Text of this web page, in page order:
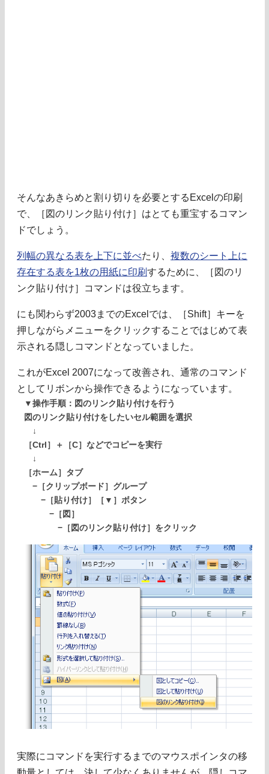
そんなあきらめと割り切りを必要とするExcelの印刷
で、［図のリンク貼り付け］はとても重宝するコマン
ドでしょう。
列幅の異なる表を上下に並べたり、 複数のシート上に
存在する表を1枚の用紙に印刷するために、［図のリ
ンク貼り付け］コマンドは役立ちます。
にも関わらず2003までのExcelでは、［Shift］キーを
押しながらメニューをクリックすることではじめて表
示される隠しコマンドとなっていました。
これがExcel 2007になって改善され、通常のコマンド
としてリボンから操作できるようになっています。
▼操作手順：図のリンク貼り付けを行う
図のリンク貼り付けをしたいセル範囲を選択
↓
［Ctrl］＋［C］などでコピーを実行
↓
［ホーム］タブ
−［クリップボード］グループ
−［貼り付け］［▼］ボタン
−［図］
−［図のリンク貼り付け］をクリック
実際にコマンドを実行するまでのマウスポインタの移